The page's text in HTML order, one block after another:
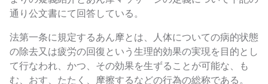
通り公文書にて回答している。
法第一条に規定するあん摩とは、人体についての病的状態
の除去又は疲労の回復という生理的効果の実現を目的とし
て行なわれ、かつ、その効果を生ずることが可能な、も
む、おす、たたく、摩擦するなどの行為の総称である。